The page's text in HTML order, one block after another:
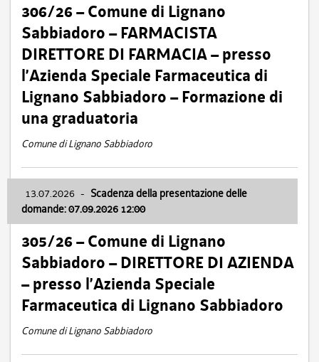
306/26 – Comune di Lignano
Sabbiadoro – FARMACISTA
DIRETTORE DI FARMACIA – presso
l’Azienda Speciale Farmaceutica di
Lignano Sabbiadoro – Formazione di
una graduatoria
Comune di Lignano Sabbiadoro
13.07.2026 - Scadenza della presentazione delle
domande: 07.09.2026 12:00
305/26 – Comune di Lignano
Sabbiadoro – DIRETTORE DI AZIENDA
– presso l’Azienda Speciale
Farmaceutica di Lignano Sabbiadoro
Comune di Lignano Sabbiadoro